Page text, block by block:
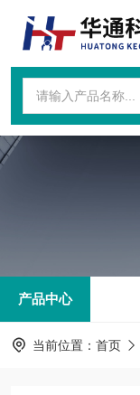
产品中心
当前位置： 首页